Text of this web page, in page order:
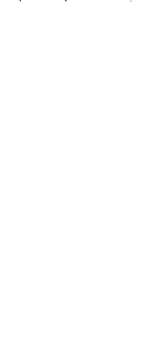
plus complexes ne sont pas